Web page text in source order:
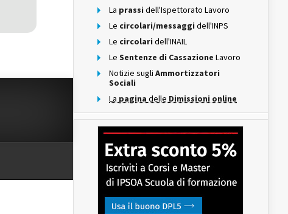
La prassi dell'Ispettorato Lavoro
Le circolari/messaggi dell'INPS
Le circolari dell'INAIL
Le Sentenze di Cassazione Lavoro
Notizie sugli Ammortizzatori
Sociali
La pagina delle Dimissioni online